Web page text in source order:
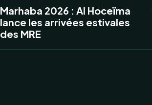
Marhaba 2026 : Al Hoceïma
lance les arrivées estivales
des MRE